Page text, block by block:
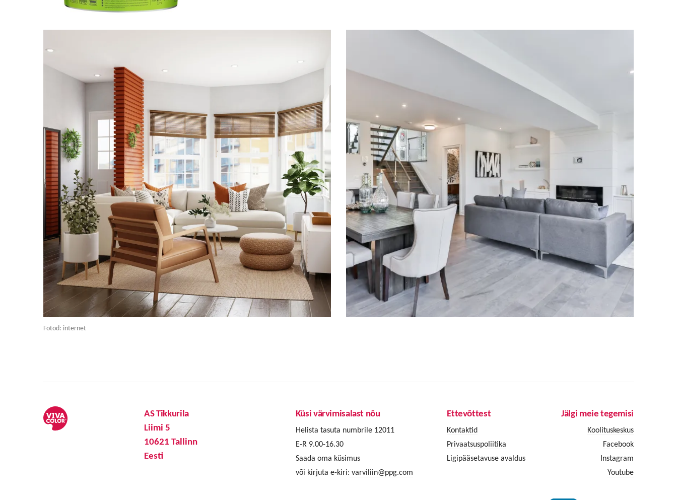
Fotod: internet
AS Tikkurila
Liimi 5
10621 Tallinn
Eesti
Küsi värvimisalast nõu
Helista tasuta numbrile 12011
E-R 9.00-16.30
Saada oma küsimus
või kirjuta e-kiri: varviliin@ppg.com
Ettevõttest
Kontaktid
Privaatsuspoliitika
Ligipääsetavuse avaldus
Jälgi meie tegemisi
Koolituskeskus
Facebook
Instagram
Youtube